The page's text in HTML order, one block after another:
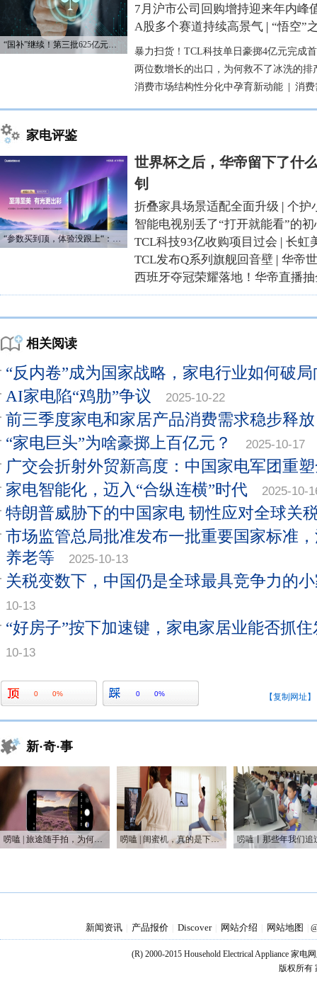
“国补”继续！第三批625亿元资金已下达
7月沪市公司回购增持迎来年内峰
A股多个赛道持续高景气 | “悟空”
暴力扫货！TCL科技单日豪掷4亿元完成
两位数增长的出口，为何救不了冰洗的排
消费市场结构性分化中孕育新动能
消费
家电评鉴
“参数买到顶，体验没跟上“：长虹追光Q70S给高端电视打了个样
世界杯之后，华帝留下了什
钊
折叠家具场景适配全面升级 | 个护
智能电视别丢了“打开就能看”的初
TCL科技93亿收购项目过会 | 长虹
TCL发布Q系列旗舰回音壁 | 华帝
西班牙夺冠荣耀落地！华帝直播
相关阅读
“反内卷”成为国家战略，家电行业如何破
AI家电陷“鸡肋”争议
2025-10-22
前三季度家电和家居产品消费需求稳步释放
“家电巨头”为啥豪掷上百亿元？
2025-10-17
广交会折射外贸新高度：中国家电军团重
家电智能化，迈入“合纵连横”时代
2025-10-
特朗普威胁下的中国家电 韧性应对全球关
市场监管总局批准发布一批重要国家标准
养老等
2025-10-13
关税变数下，中国仍是全球最具竞争力的
10-13
“好房子”按下加速键，家电家居业能否抓
10-13
0 0% 0 0% 【复制网址】
新·奇·事
唠嗑 | 旅途随手拍，为何手机是普通人最好的摄影利器 唠嗑 | 闺蜜机，真的是下一个爆款吗？
新闻资讯 产品报价 Discover 网站介绍 网站地图
(R) 2000-2015 Household Electrical Appliance 家电
版权所有